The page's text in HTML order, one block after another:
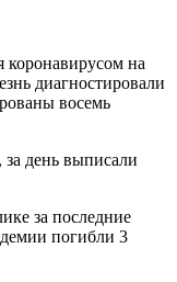
коронавирусом на
диагностировали
восемь
день выписали
за последние
погибли 3